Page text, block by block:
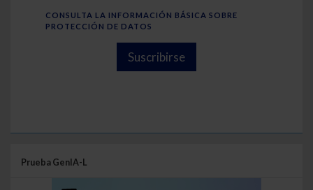
CONSULTA LA INFORMACIÓN BÁSICA SOBRE
PROTECCIÓN DE DATOS
Suscribirse
Prueba GenIA-L